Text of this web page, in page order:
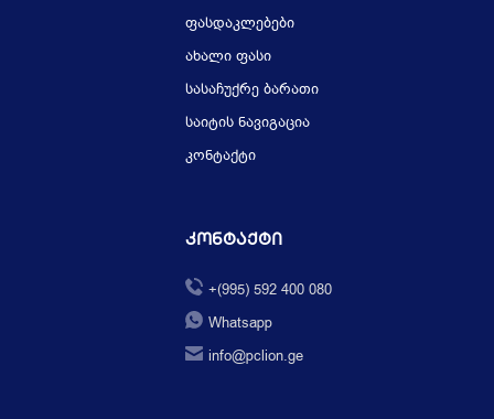
ფასდაკლებები
ახალი ფასი
სასაჩუქრე ბარათი
საიტის ნავიგაცია
კონტაქტი
Კონტაქტი
+(995) 592 400 080
Whatsapp
info@pclion.ge